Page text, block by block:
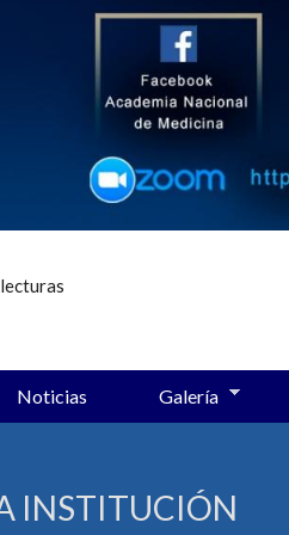
Noticias Galería
INSTITUCIÓN